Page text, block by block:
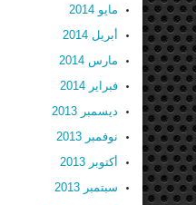
مايو 2014
أبريل 2014
مارس 2014
فبراير 2014
ديسمبر 2013
نوفمبر 2013
أكتوبر 2013
سبتمبر 2013